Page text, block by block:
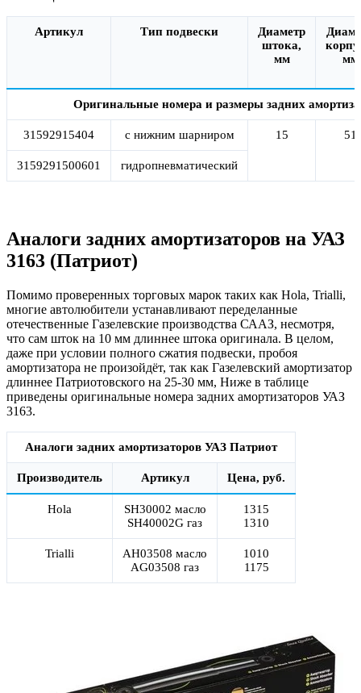
Артикул Тип подвески
Диаметр
штока,
мм
мм
Оригинальные номера и размеры задних
31592915404 с нижним шарниром 15 51
3159291500601 гидропневматический
Аналоги задних амортизаторов на УАЗ
3163 (Патриот)
Помимо проверенных торговых марок таких как Hola, Trialli,
многие автолюбители устанавливают переделанные
отечественные Газелевские производства СААЗ, несмотря,
что сам шток на 10 мм длиннее штока оригинала. В целом,
даже при условии полного сжатия подвески, пробоя
амортизатора не произойдёт, так как Газелевский амортизатор
длиннее Патриотовского на 25-30 мм, Ниже в таблице
приведены оригинальные номера задних амортизаторов УАЗ
3163.
Аналоги задних амортизаторов УАЗ Патриот
Производитель Артикул Цена, руб.
Hola
SH30002 масло
SH40002G газ
1315
1310
Trialli
AH03508 масло
AG03508 газ
1010
1175